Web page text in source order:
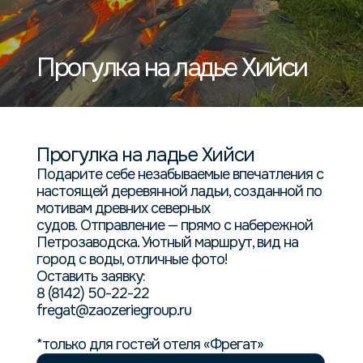
Прогулка на ладье Хийси
Прогулка на ладье Хийси
Подарите себе незабываемые впечатления с
настоящей деревянной ладьи, созданной по
мотивам древних северных
судов. Отправление — прямо с набережной
Петрозаводска. Уютный маршрут, вид на
город с воды, отличные фото!
Оставить заявку:
8 (8142) 50-22-22
fregat@zaozeriegroup.ru
*только для гостей отеля «Фрегат»